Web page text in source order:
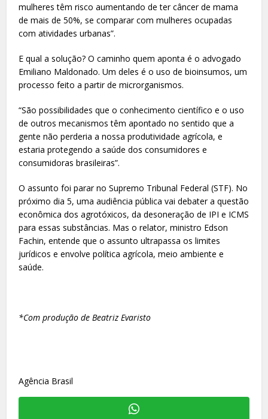
mulheres têm risco aumentando de ter câncer de mama
de mais de 50%, se comparar com mulheres ocupadas
com atividades urbanas”.
E qual a solução? O caminho quem aponta é o advogado
Emiliano Maldonado. Um deles é o uso de bioinsumos, um
processo feito a partir de microrganismos.
“São possibilidades que o conhecimento científico e o uso
de outros mecanismos têm apontado no sentido que a
gente não perderia a nossa produtividade agrícola, e
estaria protegendo a saúde dos consumidores e
consumidoras brasileiras”.
O assunto foi parar no Supremo Tribunal Federal (STF). No
próximo dia 5, uma audiência pública vai debater a questão
econômica dos agrotóxicos, da desoneração de IPI e ICMS
para essas substâncias. Mas o relator, ministro Edson
Fachin, entende que o assunto ultrapassa os limites
jurídicos e envolve política agrícola, meio ambiente e
saúde.
*Com produção de Beatriz Evaristo
Agência Brasil